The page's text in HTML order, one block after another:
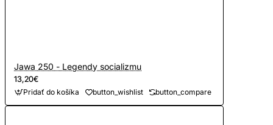
Jawa 250 - Legendy socializmu
13,20€
Pridať do košíka button_wishlist button_compare